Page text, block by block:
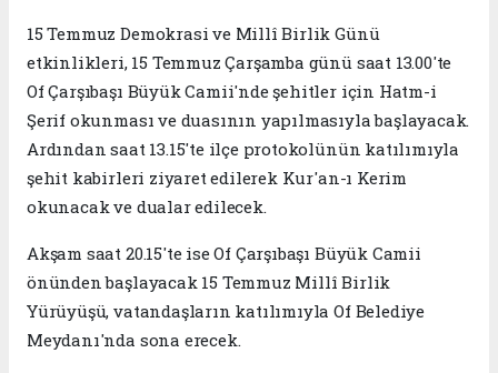
15 Temmuz Demokrasi ve Millî Birlik Günü
etkinlikleri, 15 Temmuz Çarşamba günü saat 13.00'te
Of Çarşıbaşı Büyük Camii'nde şehitler için Hatm-i
Şerif okunması ve duasının yapılmasıyla başlayacak.
Ardından saat 13.15'te ilçe protokolünün katılımıyla
şehit kabirleri ziyaret edilerek Kur'an-ı Kerim
okunacak ve dualar edilecek.
Akşam saat 20.15'te ise Of Çarşıbaşı Büyük Camii
önünden başlayacak 15 Temmuz Millî Birlik
Yürüyüşü, vatandaşların katılımıyla Of Belediye
Meydanı'nda sona erecek.